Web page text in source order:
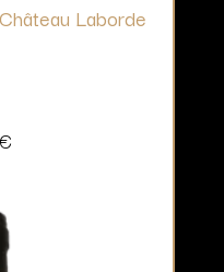
Laborde
€